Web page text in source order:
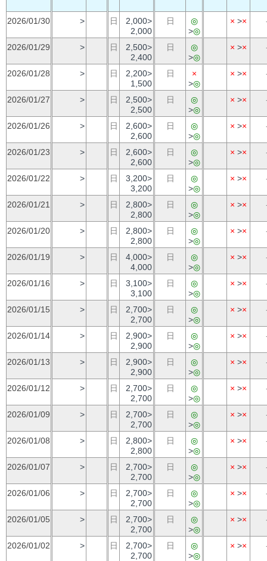
2026/01/30 > 日
2,000>
2,000
日
◎
>◎
× >×
2026/01/29 > 日
2,500>
2,400
日
◎
>◎
× >×
2026/01/28 > 日
2,200>
1,500
日
×
>◎
× >×
2026/01/27 > 日
2,500>
2,500
日
◎
>◎
× >×
2026/01/26 > 日
2,600>
2,600
日
◎
>◎
× >×
2026/01/23 > 日
2,600>
2,600
日
◎
>◎
× >×
2026/01/22 > 日
3,200>
3,200
日
◎
>◎
× >×
2026/01/21 > 日
2,800>
2,800
日
◎
>◎
× >×
2026/01/20 > 日
2,800>
2,800
日
◎
>◎
× >×
2026/01/19 > 日
4,000>
4,000
日
◎
>◎
× >×
2026/01/16 > 日
3,100>
3,100
日
◎
>◎
× >×
2026/01/15 > 日
2,700>
2,700
日
◎
>◎
× >×
2026/01/14 > 日
2,900>
2,900
日
◎
>◎
× >×
2026/01/13 > 日
2,900>
2,900
日
◎
>◎
× >×
2026/01/12 > 日
2,700>
2,700
日
◎
>◎
× >×
2026/01/09 > 日
2,700>
2,700
日
◎
>◎
× >×
2026/01/08 > 日
2,800>
2,800
日
◎
>◎
× >×
2026/01/07 > 日
2,700>
2,700
日
◎
>◎
× >×
2026/01/06 > 日
2,700>
2,700
日
◎
>◎
× >×
2026/01/05 > 日
2,700>
2,700
日
◎
>◎
× >×
2026/01/02 > 日
2,700>
2,700
日
◎
>◎
× >×